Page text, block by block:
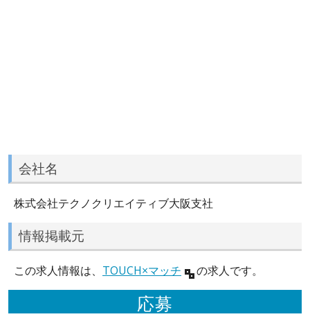
会社名
株式会社テクノクリエイティブ大阪支社
情報掲載元
この求人情報は、 TOUCH×マッチ の求人です。
応募